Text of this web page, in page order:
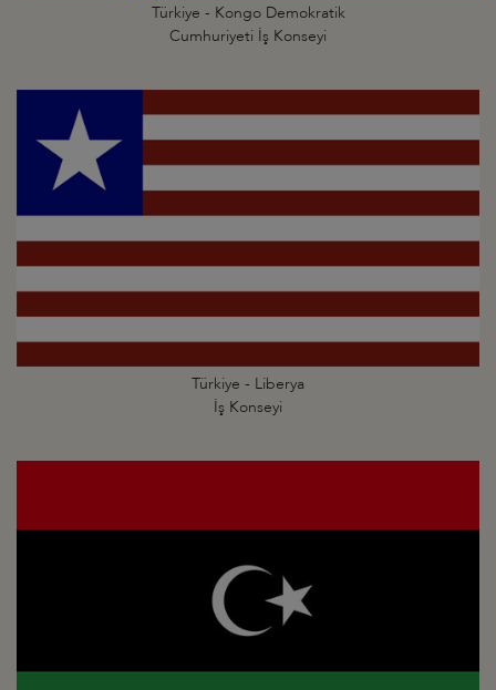
Türkiye - Kongo Demokratik
Cumhuriyeti İş Konseyi
Türkiye - Liberya
İş Konseyi